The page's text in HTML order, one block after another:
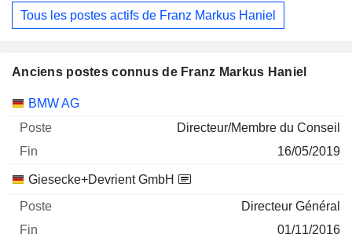
Tous les postes actifs de Franz Markus Haniel
Anciens postes connus de Franz Markus Haniel
Sociétés Poste
BMW AG
Directeur/Membre du Conseil
16/05/2019
Giesecke+Devrient GmbH
Directeur Général
01/11/2016